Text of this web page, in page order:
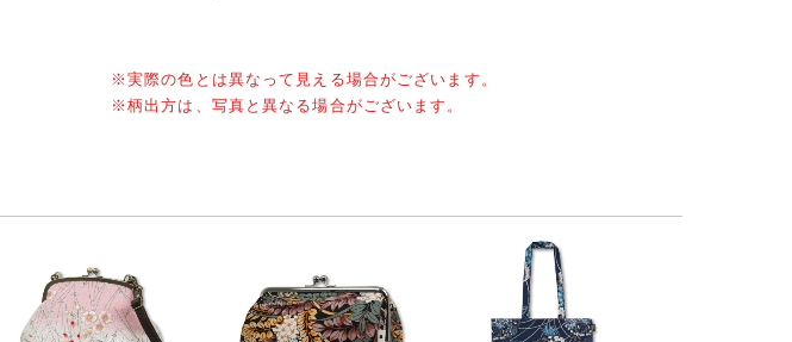
※実際の色とは異なって見える場合がございます。
※柄出方は、写真と異なる場合がございます。